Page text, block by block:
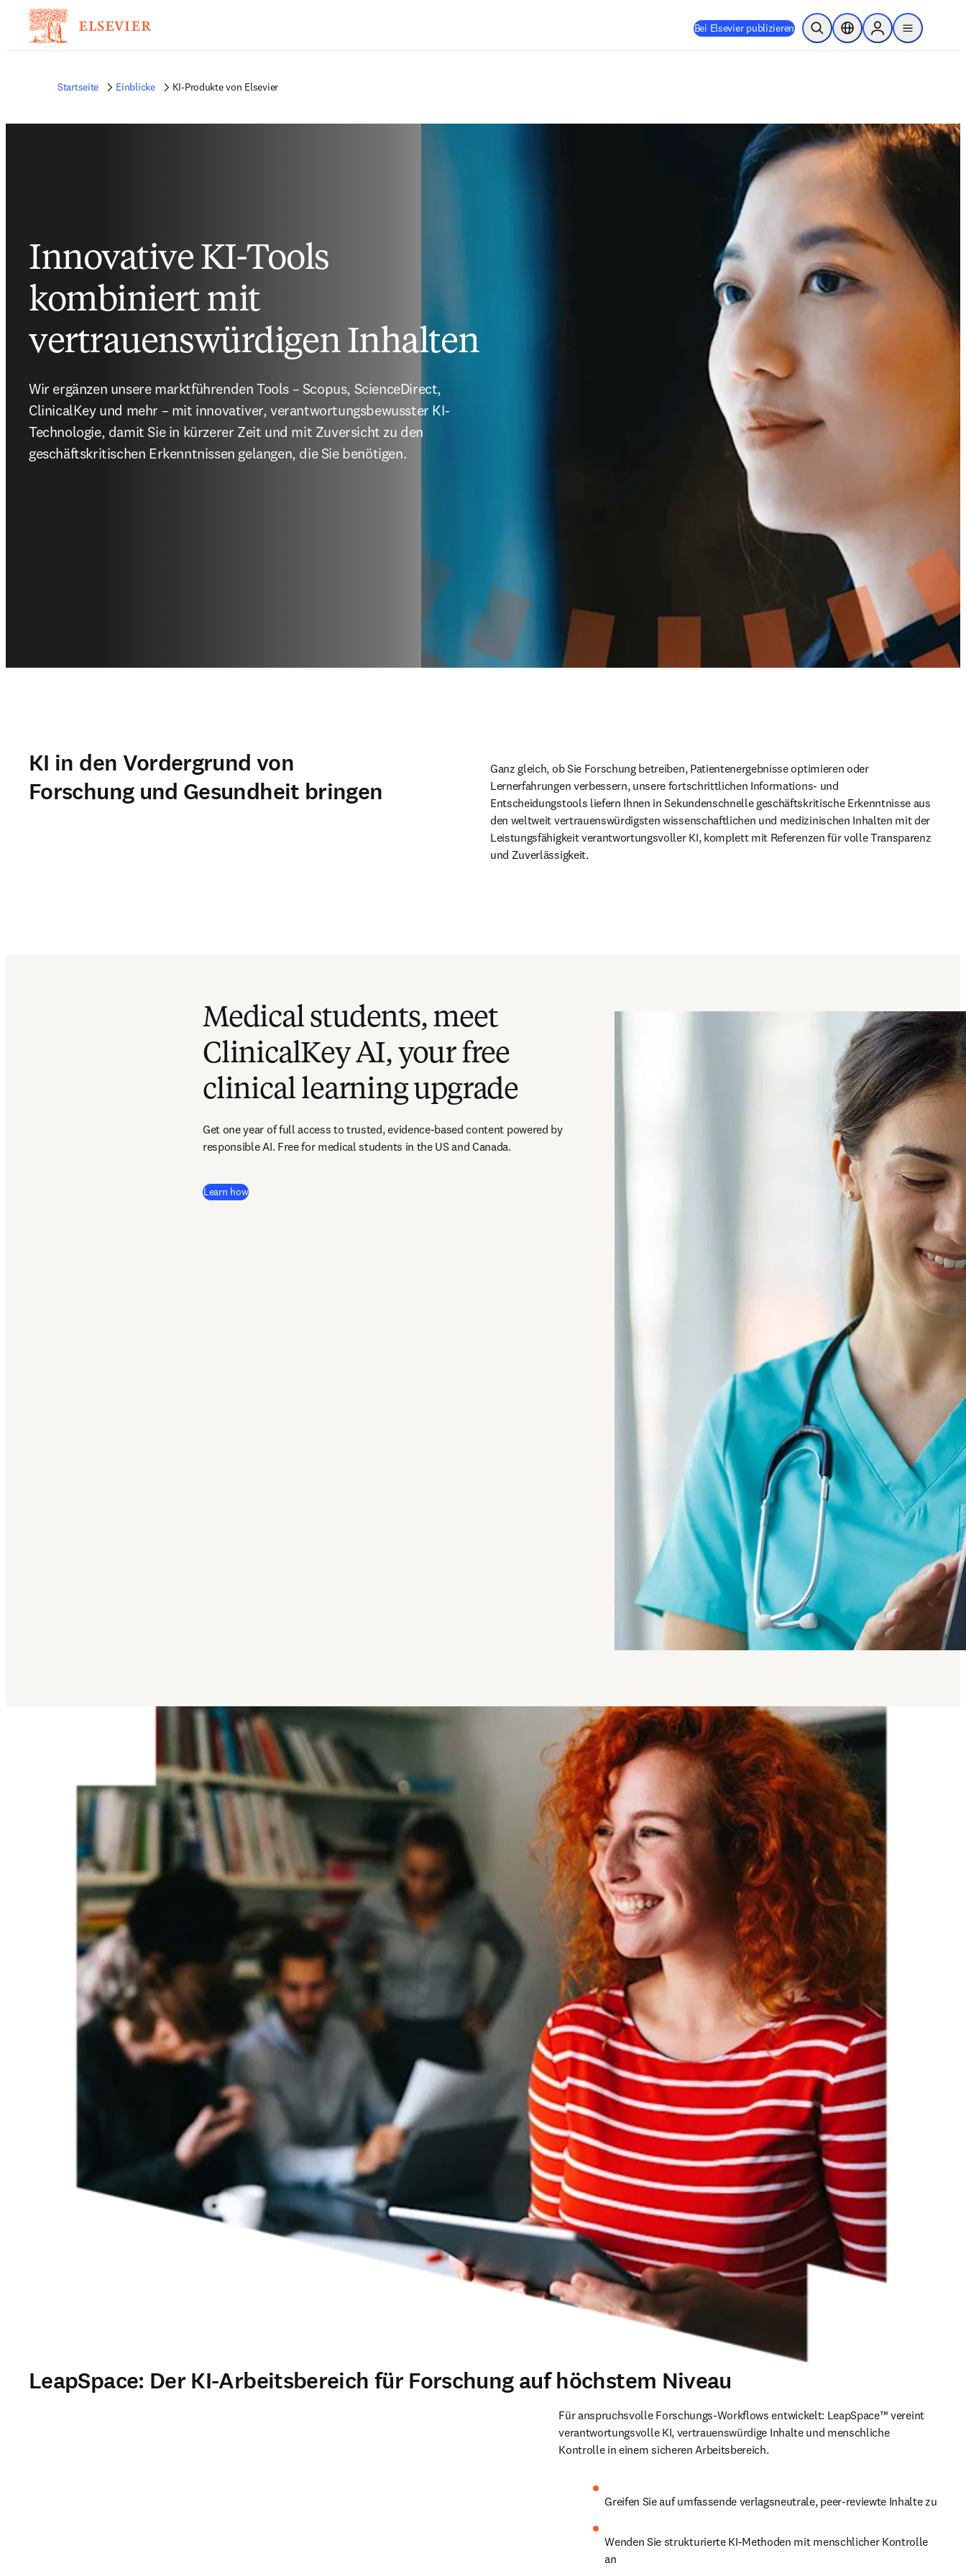
Bei Elsevier publizieren Suche öffnenStandortauswahl
Sign in to products
menu
Startseite Einblicke KI-Produkte von Elsevier
Innovative KI-Tools
kombiniert mit
vertrauenswürdigen Inhalten
Wir ergänzen unsere marktführenden Tools – Scopus, ScienceDirect,
ClinicalKey und mehr – mit innovativer, verantwortungsbewusster KI-
Technologie, damit Sie in kürzerer Zeit und mit Zuversicht zu den
geschäftskritischen Erkenntnissen gelangen, die Sie benötigen.
KI in den Vordergrund von
Forschung und Gesundheit bringen
Ganz gleich, ob Sie Forschung betreiben, Patientenergebnisse optimieren oder
Lernerfahrungen verbessern, unsere fortschrittlichen Informations- und
Entscheidungstools liefern Ihnen in Sekundenschnelle geschäftskritische Erkenntnisse aus
den weltweit vertrauenswürdigsten wissenschaftlichen und medizinischen Inhalten mit der
Leistungsfähigkeit verantwortungsvoller KI, komplett mit Referenzen für volle Transparenz
und Zuverlässigkeit.
Medical students, meet
ClinicalKey AI, your free
clinical learning upgrade
Get one year of full access to trusted, evidence-based content powered by
responsible AI. Free for medical students in the US and Canada.
Learn how
LeapSpace: Der KI‑Arbeitsbereich für Forschung auf höchstem Niveau
Für anspruchsvolle Forschungs‑Workflows entwickelt: LeapSpace™ vereint
verantwortungsvolle KI, vertrauenswürdige Inhalte und menschliche
Kontrolle in einem sicheren Arbeitsbereich.
Greifen Sie auf umfassende verlagsneutrale, peer‑reviewte Inhalte zu
Wenden Sie strukturierte KI‑Methoden mit menschlicher Kontrolle
an